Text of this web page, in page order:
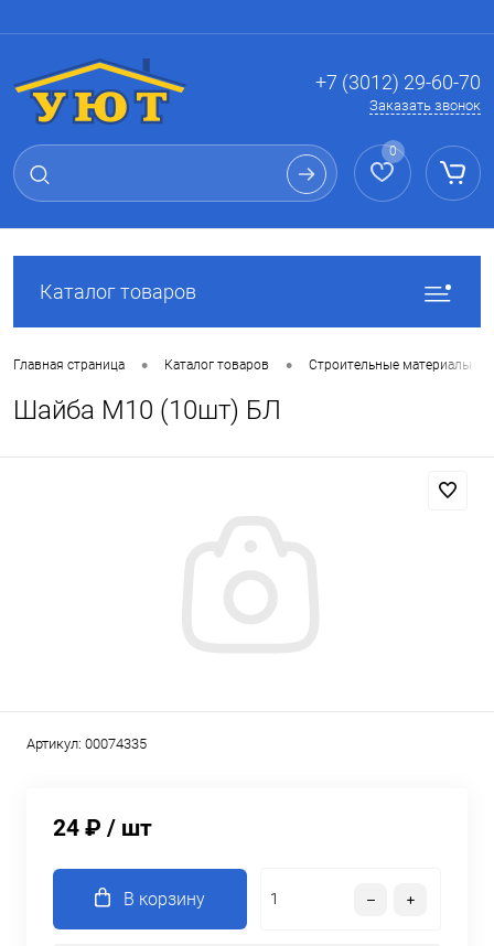
+7 (3012) 29-60-70
Заказать звонок
0
Каталог товаров
Главная страница • Каталог товаров • Строительные материалы
Шайба М10 (10шт) БЛ
Артикул: 00074335
24 ₽ / шт
В корзину